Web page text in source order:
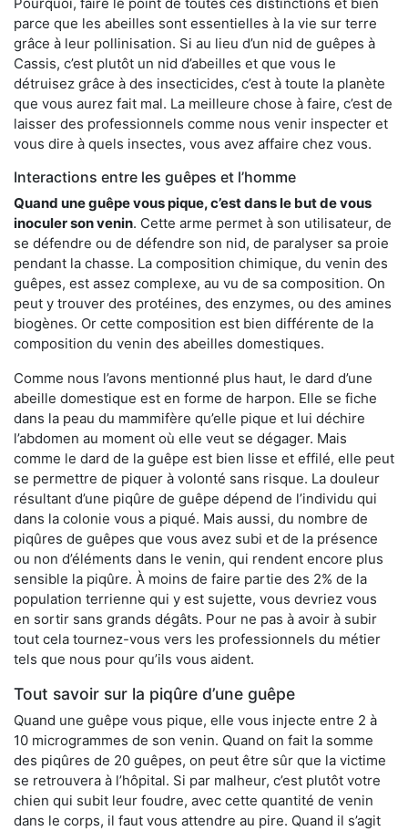
parce que les abeilles sont essentielles à la vie sur terre
grâce à leur pollinisation. Si au lieu d’un nid de guêpes à
Cassis, c’est plutôt un nid d’abeilles et que vous le
détruisez grâce à des insecticides, c’est à toute la planète
que vous aurez fait mal. La meilleure chose à faire, c’est de
laisser des professionnels comme nous venir inspecter et
vous dire à quels insectes, vous avez affaire chez vous.
Interactions entre les guêpes et l’homme
Quand une guêpe vous pique, c’est dans le but de vous
inoculer son venin. Cette arme permet à son utilisateur, de
se défendre ou de défendre son nid, de paralyser sa proie
pendant la chasse. La composition chimique, du venin des
guêpes, est assez complexe, au vu de sa composition. On
peut y trouver des protéines, des enzymes, ou des amines
biogènes. Or cette composition est bien différente de la
composition du venin des abeilles domestiques.
Comme nous l’avons mentionné plus haut, le dard d’une
abeille domestique est en forme de harpon. Elle se fiche
dans la peau du mammifère qu’elle pique et lui déchire
l’abdomen au moment où elle veut se dégager. Mais
comme le dard de la guêpe est bien lisse et effilé, elle peut
se permettre de piquer à volonté sans risque. La douleur
résultant d’une piqûre de guêpe dépend de l’individu qui
dans la colonie vous a piqué. Mais aussi, du nombre de
piqûres de guêpes que vous avez subi et de la présence
ou non d’éléments dans le venin, qui rendent encore plus
sensible la piqûre. À moins de faire partie des 2% de la
population terrienne qui y est sujette, vous devriez vous
en sortir sans grands dégâts. Pour ne pas à avoir à subir
tout cela tournez-vous vers les professionnels du métier
tels que nous pour qu’ils vous aident.
Tout savoir sur la piqûre d’une guêpe
Quand une guêpe vous pique, elle vous injecte entre 2 à
10 microgrammes de son venin. Quand on fait la somme
des piqûres de 20 guêpes, on peut être sûr que la victime
se retrouvera à l’hôpital. Si par malheur, c’est plutôt votre
chien qui subit leur foudre, avec cette quantité de venin
dans le corps, il faut vous attendre au pire. Quand il s’agit